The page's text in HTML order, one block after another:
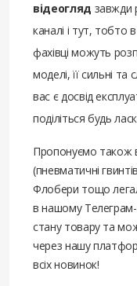
відеогляд завжди
каналі і тут, тобто
фахівці можуть
моделі, її сильні
вас є досвід
поділіться будь
Пропонуємо також
(пневматичні
Флобери тощо
в нашому Телеграм-
стану товару та
через нашу
всіх новинок!